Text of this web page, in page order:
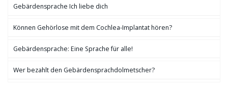
Gebärdensprache Ich liebe dich
Können Gehörlose mit dem Cochlea-Implantat hören?
Gebärdensprache: Eine Sprache für alle!
Wer bezahlt den Gebärdensprachdolmetscher?